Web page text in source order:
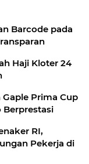
Barcode pada
Haji Kloter 24
Prima Cup
Berprestasi
RI,
Pekerja di